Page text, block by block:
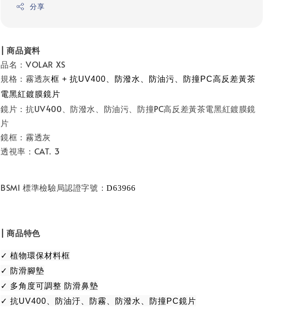
分享
| 商品資料
品名：VOLAR XS
規格：霧透灰框 + 抗UV400、防潑水、防油污、防撞PC高反差黃茶
電黑紅鍍膜鏡片
鏡片：抗UV400、防潑水、防油污、防撞PC高反差黃茶電黑紅鍍膜鏡
片
鏡框：霧透灰
透視率：CAT. 3
BSMI 標準檢驗局認證字號：D63966
| 商品特色
✓ 植物環保材料框
✓ 防滑腳墊
✓ 多角度可調整 防滑鼻墊
✓ 抗UV400、防油汙、防霧、防潑水、防撞PC鏡片